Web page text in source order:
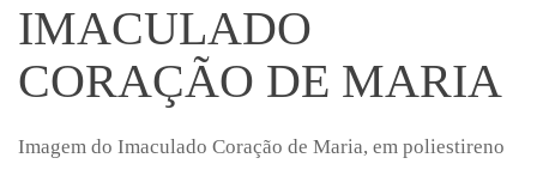
IMACULADO
CORAÇÃO DE MARIA
Imagem do Imaculado Coração de Maria, em poliestireno